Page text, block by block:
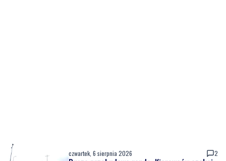
czwartek, 6 sierpnia 2026 2